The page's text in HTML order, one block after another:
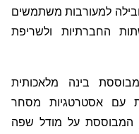
למעורבות משתמשים
החברתיות ולשריפת
בינה מלאכותית
עם אסטרטגיות מסחר
המבוססת על מודל שפה